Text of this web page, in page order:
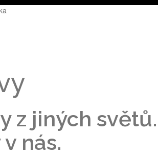
z jiných světů.
nás.